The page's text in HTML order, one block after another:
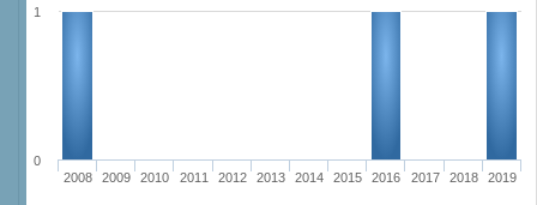
2008 2009 2010 2011 2012 2013 2014 2015 2016 2017 2018 2019
0
1